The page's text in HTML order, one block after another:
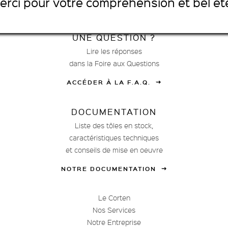
GOOGLE MAPS
UNE QUESTION ?
Lire les réponses
dans la Foire aux Questions
ACCÉDER À LA F.A.Q.
DOCUMENTATION
Liste des tôles en stock,
caractéristiques techniques
et conseils de mise en oeuvre
NOTRE DOCUMENTATION
Le Corten
Nos Services
Notre Entreprise